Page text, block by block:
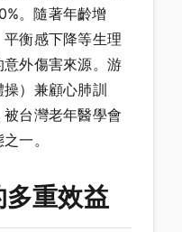
。隨著年齡增
衡感下降等生理
外傷害來源。游
）兼顧心肺訓
台灣老年醫學會
一。
重效益